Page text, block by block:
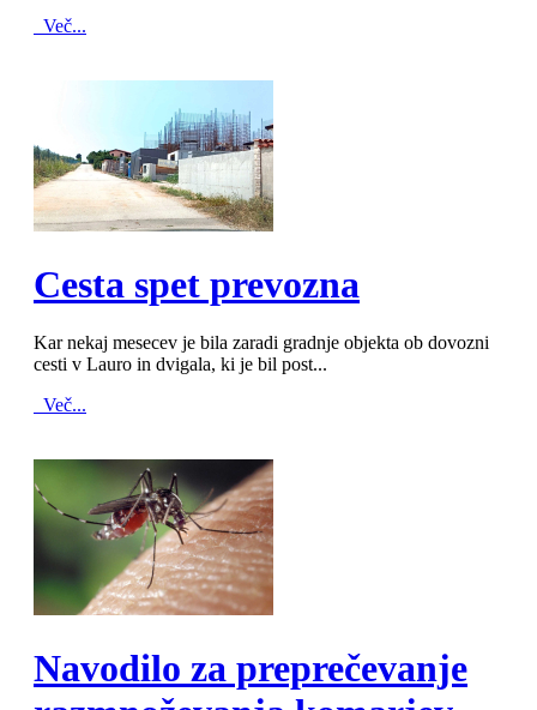
Več...
Cesta spet prevozna
Kar nekaj mesecev je bila zaradi gradnje objekta ob dovozni
cesti v Lauro in dvigala, ki je bil post...
Več...
Navodilo za preprečevanje